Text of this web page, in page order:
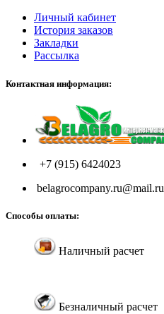
Личный кабинет
История заказов
Закладки
Рассылка
Контактная информация:
+7 (915) 6424023
belagrocompany.ru@mail.ru
Способы оплаты:
Наличный расчет
Безналичный расчет